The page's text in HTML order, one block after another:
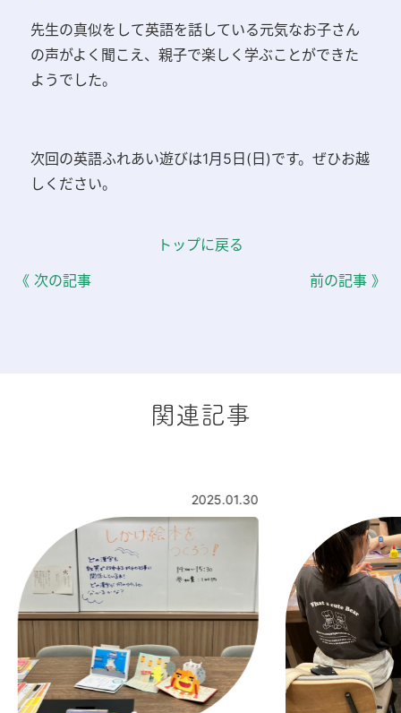
先生の真似をして英語を話している元気なお子さん
の声がよく聞こえ、親子で楽しく学ぶことができた
ようでした。
次回の英語ふれあい遊びは1月5日(日)です。ぜひお越
しください。
《 次の記事
トップに戻る
前の記事 》
関連記事
2025.01.30